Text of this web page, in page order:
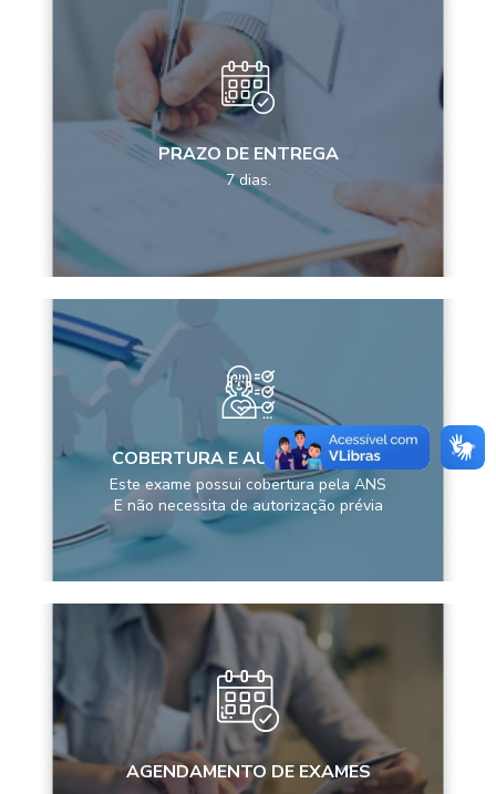
PRAZO DE ENTREGA
7 dias.
COBERTURA E AUTORIZAÇÕES
Este exame possui cobertura pela ANS
E não necessita de autorização prévia
AGENDAMENTO DE EXAMES